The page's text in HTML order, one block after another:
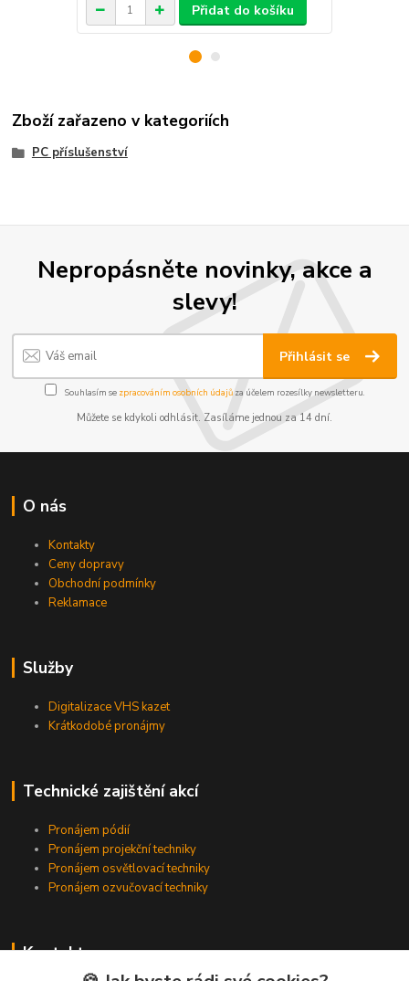
Přidat do košíku
Zboží zařazeno v kategoriích
PC příslušenství
Nepropásněte novinky, akce a
slevy!
Přihlásit se
Souhlasím se zpracováním osobních údajůza účelem rozesílky newsletteru.
Můžete se kdykoli odhlásit. Zasíláme jednou za 14 dní.
O nás
Kontakty
Ceny dopravy
Obchodní podmínky
Reklamace
Služby
Digitalizace VHS kazet
Krátkodobé pronájmy
Technické zajištění akcí
Pronájem pódií
Pronájem projekční techniky
Pronájem osvětlovací techniky
Pronájem ozvučovací techniky
Kontakty